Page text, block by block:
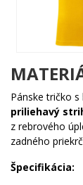
Nemusíš nič
nechápe
evolučný
Darček pre
alebo ako
Pánske tričko
priliehavý
z rebrového
zadného
Špecifikácia: